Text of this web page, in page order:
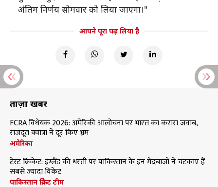
अंतिम निर्णय सोमवार को लिया जाएगा।"
आपने पूरा पढ़ लिया है
ताज़ा खबरें
FCRA विधेयक 2026: अमेरिकी आलोचना पर भारत का करारा जवाब,
राजदूत क्वात्रा ने दूर किए भ्रम
अमेरिका
टेस्ट क्रिकेट: इंग्लैंड की धरती पर पाकिस्तान के इन गेंदबाजों ने चटकाए हैं
सबसे ज्यादा विकेट
पाकिस्तान क्रिकेट टीम